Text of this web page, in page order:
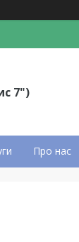
7")
Про нас